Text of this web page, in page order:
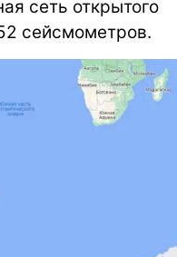
сеть открытого
сейсмометров.